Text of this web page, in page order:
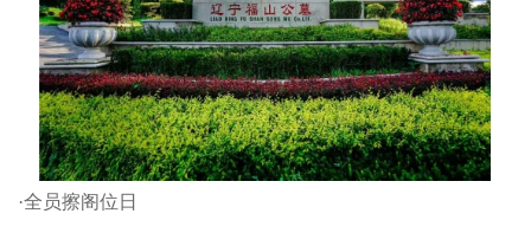
·全员擦阁位日